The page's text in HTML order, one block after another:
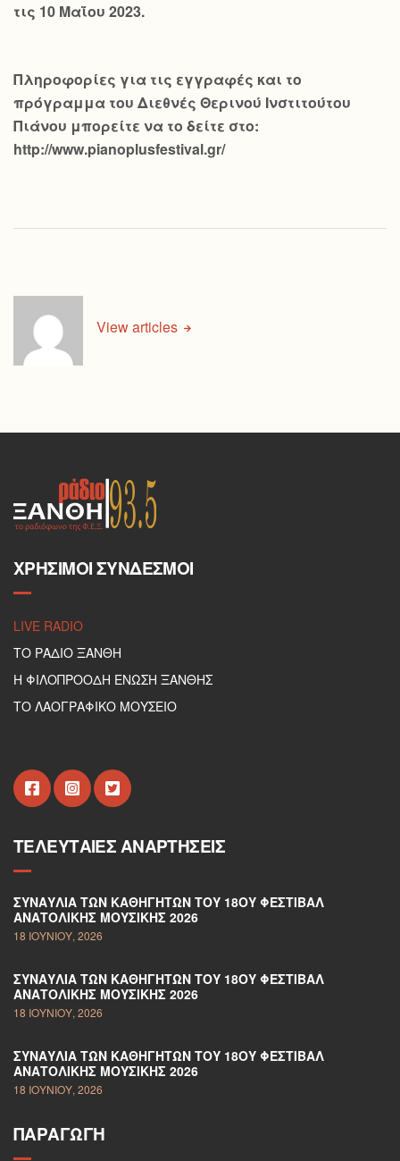
τις 10 Μαΐου 2023.
Πληροφορίες για τις εγγραφές και το
πρόγραμμα του Διεθνές Θερινού Ινστιτούτου
Πιάνου μπορείτε να το δείτε στο:
http://www.pianoplusfestival.gr/
View articles
ΧΡΉΣΙΜΟΙ ΣΎΝΔΕΣΜΟΙ
LIVE RADIO
ΤΟ ΡΑΔΙΟ ΞΑΝΘΗ
Η ΦΙΛΟΠΡΟΟΔΗ ΕΝΩΣΗ ΞΑΝΘΗΣ
ΤΟ ΛΑΟΓΡΑΦΙΚΟ ΜΟΥΣΕΙΟ
ΤΕΛΕΥΤΑΊΕΣ ΑΝΑΡΤΉΣΕΙΣ
ΣΥΝΑΥΛΊΑ ΤΩΝ ΚΑΘΗΓΗΤΏΝ ΤΟΥ 18ΟΥ ΦΕΣΤΙΒΆΛ
ΑΝΑΤΟΛΙΚΉΣ ΜΟΥΣΙΚΉΣ 2026
18 ΙΟΥΝΊΟΥ, 2026
ΣΥΝΑΥΛΊΑ ΤΩΝ ΚΑΘΗΓΗΤΏΝ ΤΟΥ 18ΟΥ ΦΕΣΤΙΒΆΛ
ΑΝΑΤΟΛΙΚΉΣ ΜΟΥΣΙΚΉΣ 2026
18 ΙΟΥΝΊΟΥ, 2026
ΣΥΝΑΥΛΊΑ ΤΩΝ ΚΑΘΗΓΗΤΏΝ ΤΟΥ 18ΟΥ ΦΕΣΤΙΒΆΛ
ΑΝΑΤΟΛΙΚΉΣ ΜΟΥΣΙΚΉΣ 2026
18 ΙΟΥΝΊΟΥ, 2026
ΠΑΡΑΓΩΓΉ